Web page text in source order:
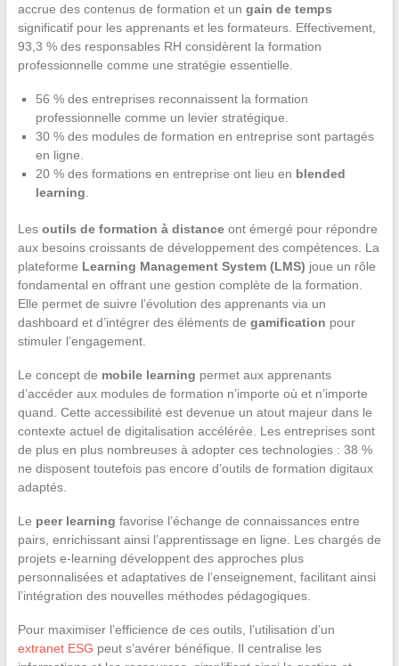
accrue des contenus de formation et un gain de temps
significatif pour les apprenants et les formateurs. Effectivement,
93,3 % des responsables RH considèrent la formation
professionnelle comme une stratégie essentielle.
56 % des entreprises reconnaissent la formation
professionnelle comme un levier stratégique.
30 % des modules de formation en entreprise sont partagés
en ligne.
20 % des formations en entreprise ont lieu en blended
learning
Les outils de formation à distanceont émergé pour répondre
aux besoins croissants de développement des compétences. La
plateforme Learning Management System (LMS) joue un rôle
fondamental en offrant une gestion complète de la formation.
Elle permet de suivre l’évolution des apprenants via un
dashboard et d’intégrer des éléments de gamification pour
stimuler l’engagement.
Le concept de mobile learning permet aux apprenants
d’accéder aux modules de formation n’importe où et n’importe
quand. Cette accessibilité est devenue un atout majeur dans le
contexte actuel de digitalisation accélérée. Les entreprises sont
de plus en plus nombreuses à adopter ces technologies : 38 %
ne disposent toutefois pas encore d’outils de formation digitaux
adaptés.
Le peer learning favorise l’échange de connaissances entre
pairs, enrichissant ainsi l’apprentissage en ligne. Les chargés de
projets e-learning développent des approches plus
personnalisées et adaptatives de l’enseignement, facilitant ainsi
l’intégration des nouvelles méthodes pédagogiques.
Pour maximiser l’efficience de ces outils, l’utilisation d’un
extranet ESG peut s’avérer bénéfique. Il centralise les